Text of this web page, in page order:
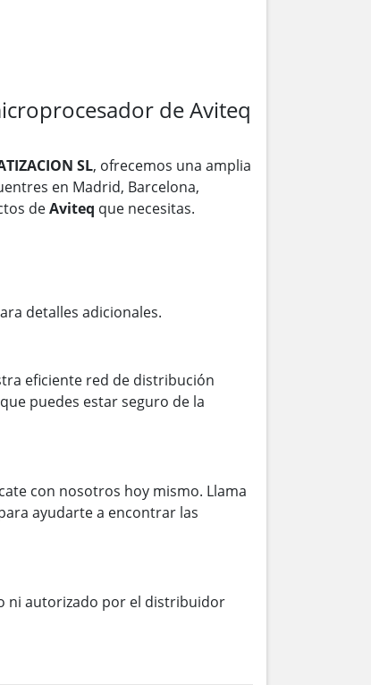
de Aviteq
SL, ofrecemos una amplia
en Madrid, Barcelona,
deAviteq que necesitas.
detalles adicionales.
eficiente red de distribución
puedes estar seguro de la
con nosotros hoy mismo. Llama
ayudarte a encontrar las
ni autorizado por el distribuidor